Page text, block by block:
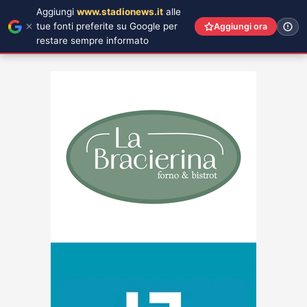
Aggiungi www.stadionews.it alle
tue fonti preferite su Google per
restare sempre informato
Aggiungi ora